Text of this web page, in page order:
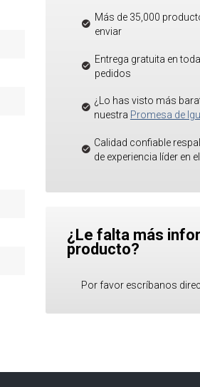
Más de 35,000
enviar
Entrega gratuita en
pedidos
¿Lo has visto más
nuestra Promesa de
Calidad confiable
de experiencia líder en
¿Le falta más
producto?
Por favor escríbanos